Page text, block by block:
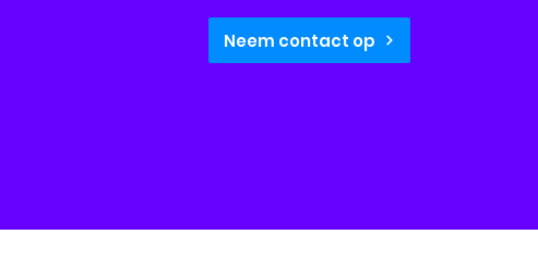
Neem contact op